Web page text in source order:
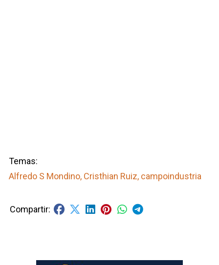
Alfredo S Mondino, Cristhian Ruiz, campoindustria